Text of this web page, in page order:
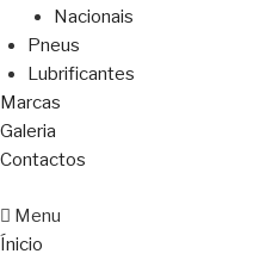
Nacionais
Pneus
Lubrificantes
Marcas
Galeria
Contactos
Menu
Ínicio